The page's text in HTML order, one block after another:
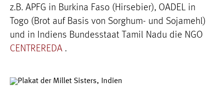
z.B. APFG in Burkina Faso (Hirsebier), OADEL in
Togo (Brot auf Basis von Sorghum- und Sojamehl)
und in Indiens Bundesstaat Tamil Nadu die NGO
CENTREREDA .